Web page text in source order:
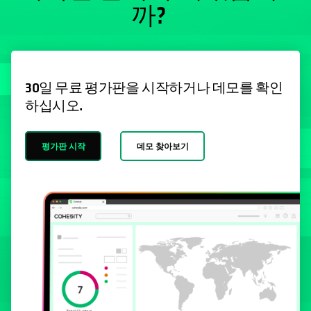
까?
30일 무료 평가판을 시작하거나 데모를 확인
하십시오.
평가판 시작 데모 찾아보기